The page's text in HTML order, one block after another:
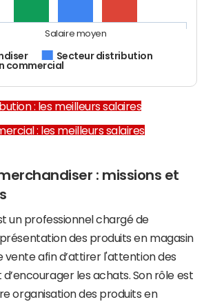
Secteur distribution
commercial
Salaire moyen
: les meilleurs salaires
: les meilleurs salaires
: missions et
un professionnel chargé de
des produits en magasin
vente afin d’attirer l'attention des
les achats. Son rôle est
organisation des produits en